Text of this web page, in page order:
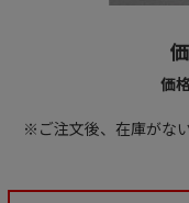
価
※ご注文後、在庫がな